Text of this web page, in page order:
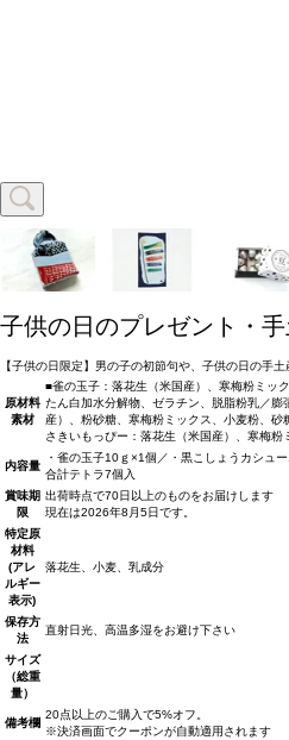
子供の日のプレゼント・
【子供の日限定】男の子の初節句や、子供の日の手
原材料
素材
■雀の玉子：落花生（米国産）、寒梅粉ミッ
たん白加水分解物、ゼラチン、脱脂粉乳／
産）、粉砂糖、寒梅粉ミックス、小麦粉、
さきいもっぴー：落花生（米国産）、寒梅
内容量
・雀の玉子10ｇ×1個／・黒こしょうカシュ
合計テトラ7個入
賞味期
限
出荷時点で70日以上のものをお届けします
現在は2026年8月5日です。
特定原
材料
(アレ
ルギー
表示)
落花生、小麦、乳成分
保存方
法
直射日光、高温多湿をお避け下さい
サイズ
（総重
量）
備考欄
20点以上のご購入で5%オフ。
※決済画面でクーポンが自動適用されます